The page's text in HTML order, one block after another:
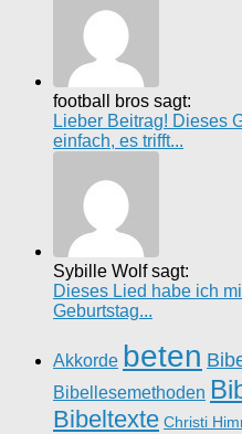
football bros sagt:
Lieber Beitrag! Dieses
einfach, es trifft...
Sybille Wolf sagt:
Dieses Lied habe ich
Geburtstag...
Akkorde beten
Bibellesemethoden
Bibeltexte Christi